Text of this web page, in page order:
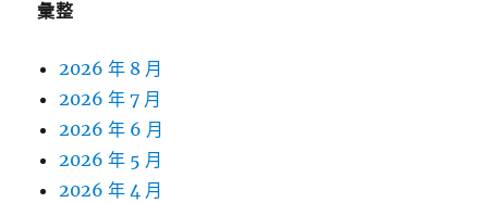
彙整
2026 年 8 月
2026 年 7 月
2026 年 6 月
2026 年 5 月
2026 年 4 月